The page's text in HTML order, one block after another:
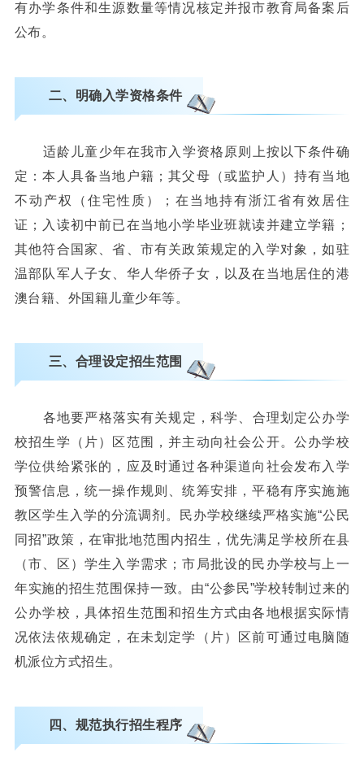
有办学条件和生源数量等情况核定并报市教育局备案后
公布。
二、明确入学资格条件
适龄儿童少年在我市入学资格原则上按以下条件确
定：本人具备当地户籍；其父母（或监护人）持有当地
不动产权（住宅性质）；在当地持有浙江省有效居住
证；入读初中前已在当地小学毕业班就读并建立学籍；
其他符合国家、省、市有关政策规定的入学对象，如驻
温部队军人子女、华人华侨子女，以及在当地居住的港
澳台籍、外国籍儿童少年等。
三、合理设定招生范围
各地要严格落实有关规定，科学、合理划定公办学
校招生学（片）区范围，并主动向社会公开。公办学校
学位供给紧张的，应及时通过各种渠道向社会发布入学
预警信息，统一操作规则、统筹安排，平稳有序实施施
教区学生入学的分流调剂。民办学校继续严格实施“公民
同招”政策，在审批地范围内招生，优先满足学校所在县
（市、区）学生入学需求；市局批设的民办学校与上一
年实施的招生范围保持一致。由“公参民”学校转制过来的
公办学校，具体招生范围和招生方式由各地根据实际情
况依法依规确定，在未划定学（片）区前可通过电脑随
机派位方式招生。
四、规范执行招生程序